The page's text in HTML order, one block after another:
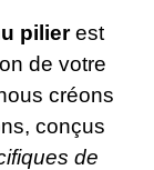
pilierest
de votre
créons
conçus
de